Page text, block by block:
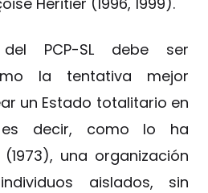
PCP-SL debe ser
la tentativa mejor
un Estado totalitario en
es decir, como lo ha
una organización
aislados, sin